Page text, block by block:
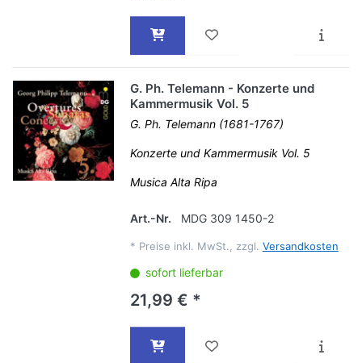
G. Ph. Telemann - Konzerte und
Kammermusik Vol. 5
G. Ph. Telemann (1681-1767)
Konzerte und Kammermusik Vol. 5
Musica Alta Ripa
Art.-Nr. MDG 309 1450-2
* Preise inkl. MwSt., zzgl. Versandkosten
sofort lieferbar
21,99 € *